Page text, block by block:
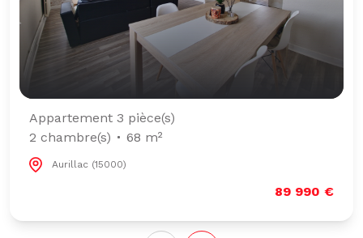
Appartement 3 pièce(s)
2 chambre(s)
68 m²
Aurillac (15000)
89 990 €